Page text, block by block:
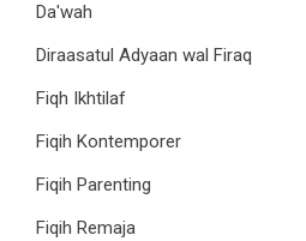
Da'wah
Diraasatul Adyaan wal Firaq
Fiqh Ikhtilaf
Fiqih Kontemporer
Fiqih Parenting
Fiqih Remaja